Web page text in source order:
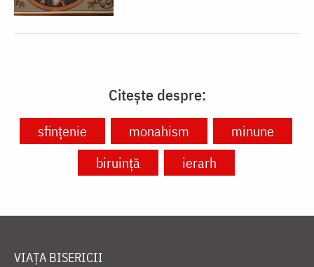
Citește despre:
sfințenie monahism
minune
biruință
ierarh
VIAȚA BISERICII